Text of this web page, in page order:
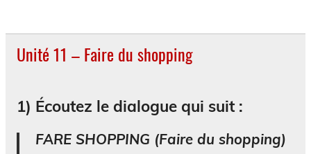
Unité 11 – Faire du shopping
1) Écoutez le dialogue qui suit :
FARE SHOPPING (Faire du shopping)